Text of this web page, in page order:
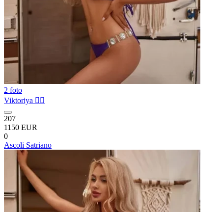
2 foto
Viktoriya ❤️‍🔥
207
1150 EUR
0
Ascoli Satriano